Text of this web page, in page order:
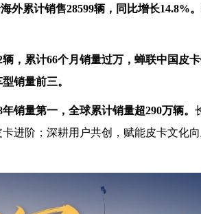
外累计销售28599辆，同比增长14.8%。
辆，累计66个月销量过万，蝉联中国皮
销量前三。
销量第一，全球累计销量超290万辆。
进阶；深耕用户共创，赋能皮卡文化